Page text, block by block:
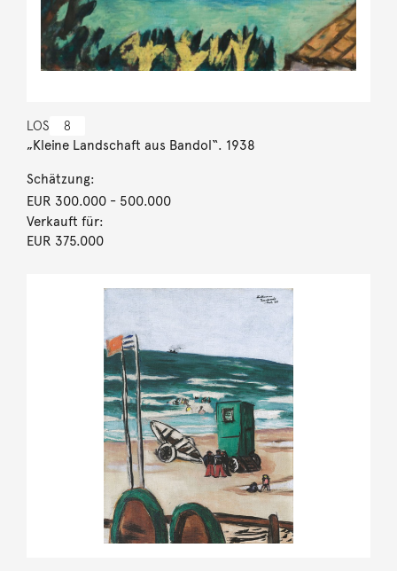
LOS 8
„Kleine Landschaft aus Bandol“. 1938
Schätzung:
EUR 300.000- 500.000
Verkauft für:
EUR 375.000